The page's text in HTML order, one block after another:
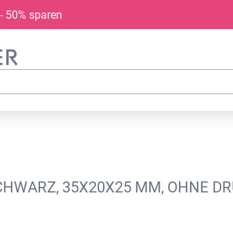
50% sparen
35X20X25 MM, OHNE